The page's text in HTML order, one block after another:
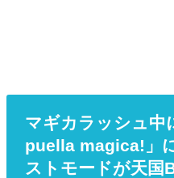
マギカラッシュ中
puella magica!」
ストモードが天国